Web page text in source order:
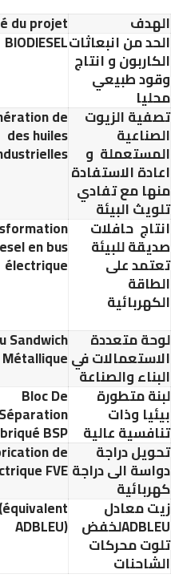
du projet
من انبعاثات
و انتاج
طبيعي
BIODIESEL
الزيوت
و
الاستفادة
مع تفادي
البيئة
de
des huiles
industrielles
حافلات
للبيئة
على
en bus
électrique
متعددة
في
والصناعة
Sandwich
Métallique
متطورة
وذات
عالية
Bloc De
Séparation
BSP
دراجة
الى دراجة
de
FVE
معادل
لخفض
محركات
(équivalent
ADBLEU)